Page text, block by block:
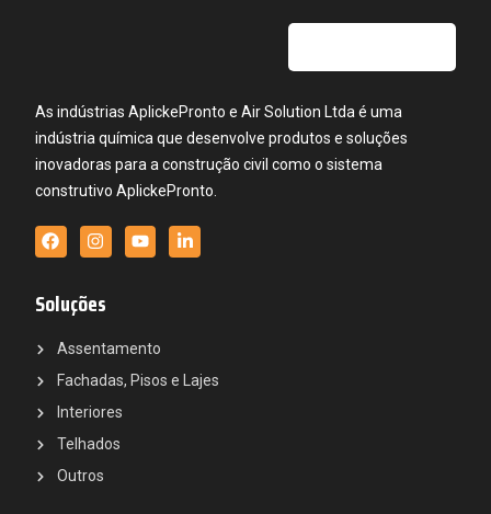
As indústrias AplickePronto e Air Solution Ltda é uma
indústria química que desenvolve produtos e soluções
inovadoras para a construção civil como o sistema
construtivo AplickePronto.
Soluções
Assentamento
Fachadas, Pisos e Lajes
Interiores
Telhados
Outros